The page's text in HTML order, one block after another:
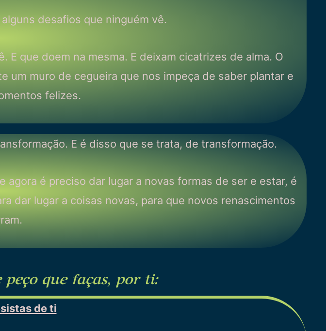
desafios que ninguém vê.
que doem na mesma. E deixam cicatrizes de alma. O
um muro de cegueira que nos impeça de saber plantar e
felizes.
E é disso que se trata, de transformação.
é preciso dar lugar a novas formas de ser e estar, é
dar lugar a coisas novas, para que novos renascimentos
que faças, por ti:
de ti